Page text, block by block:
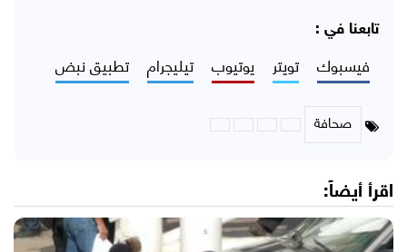
تابعنا في :
فيسبوك تويتر يوتيوب تيليجرام تطبيق نبض
صحافة
اقرأ أيضاً: